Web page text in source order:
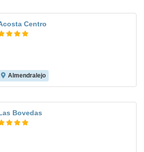
Centro
Almendralejo
Bovedas